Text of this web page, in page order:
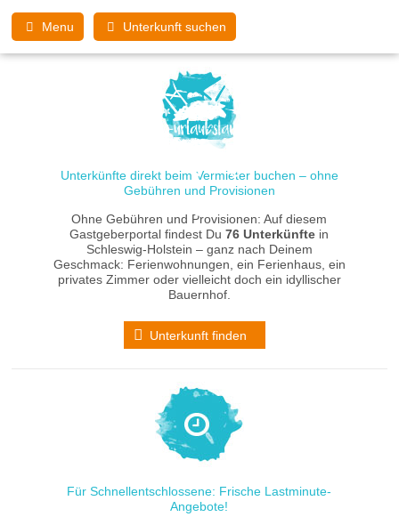
Menu Unterkunft suchen
Unterkünfte direkt beim Vermieter buchen – ohne
Gebühren und Provisionen
Ohne Gebühren und Provisionen: Auf diesem
Gastgeberportal findest Du76 Unterkünfte in
Schleswig-Holstein – ganz nach Deinem
Geschmack: Ferienwohnungen, ein Ferienhaus, ein
privates Zimmer oder vielleicht doch ein idyllischer
Bauernhof.
Unterkunft finden
Für Schnellentschlossene: Frische Lastminute-
Angebote!